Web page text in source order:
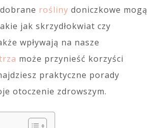
rośliny doniczkowe mogą
jak skrzydłokwiat czy
wpływają na nasze
może przynieść korzyści
praktyczne porady
otoczenie zdrowszym.